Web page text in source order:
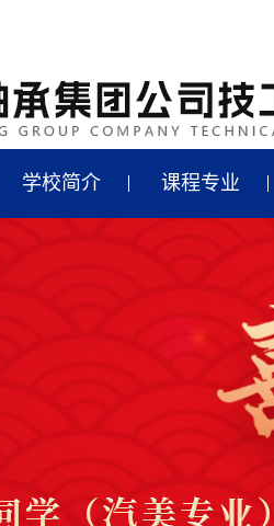
学校简介 课程专业